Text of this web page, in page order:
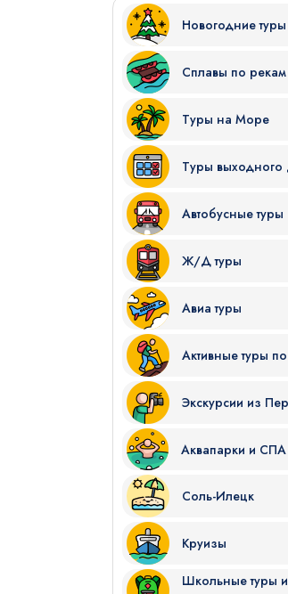
Новогодние туры
Сплавы по рекам
Туры на Море
Туры выходного
Автобусные туры
Ж/Д туры
Авиа туры
Активные туры
Экскурсии из
Аквапарки и СПА
Соль-Илецк
Круизы
Школьные туры и
Куда бы Вы хотели
Я даю